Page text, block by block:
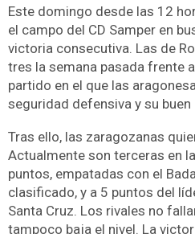
Este domingo desde las 12
el campo del CD Samper en
victoria consecutiva. Las de
tres la semana pasada frente
partido en el que las
seguridad defensiva y su buen
Tras ello, las zaragozanas
Actualmente son terceras en
puntos, empatadas con el
clasificado, y a 5 puntos del
Santa Cruz. Los rivales no
tampoco baja el nivel. La